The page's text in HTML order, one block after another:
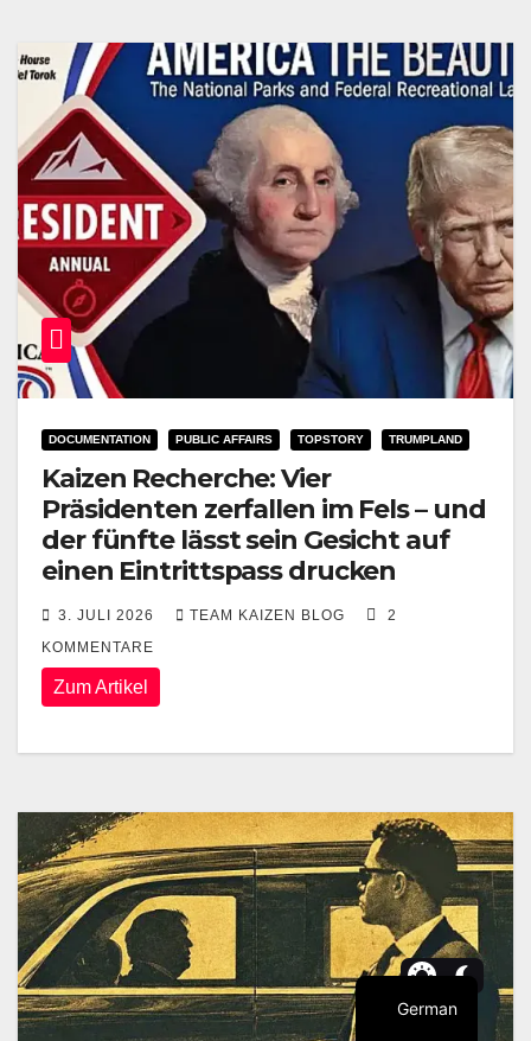
DOCUMENTATION PUBLIC AFFAIRS TOPSTORY TRUMPLAND
Kaizen Recherche: Vier
Präsidenten zerfallen im Fels – und
der fünfte lässt sein Gesicht auf
einen Eintrittspass drucken
3. JULI 2026 TEAM KAIZEN BLOG
2
KOMMENTARE
Zum Artikel
German